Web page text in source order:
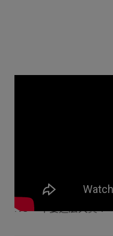
NO~~不要這麼天真！